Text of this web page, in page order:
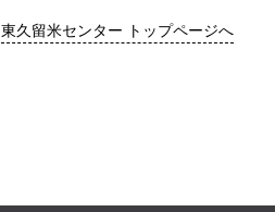
東久留米センター トップページへ